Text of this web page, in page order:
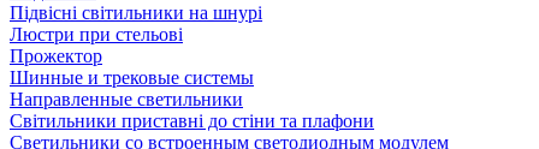
Підвісні світильники на шнурі
Люстри при стельові
Прожектор
Шинные и трековые системы
Направленные светильники
Світильники приставні до стіни та плафони
Светильники со встроенным светодиодным модулем